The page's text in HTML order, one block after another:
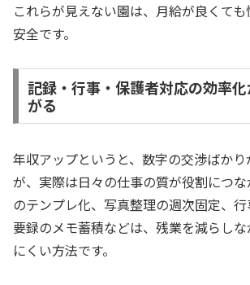
これらが見えない園は、月給が良くて
安全です。
記録・行事・保護者対応の効率
がる
年収アップというと、数字の交渉ばか
が、実際は日々の仕事の質が役割につ
のテンプレ化、写真整理の週次固定、行
要録のメモ蓄積などは、残業を減らし
にくい方法です。